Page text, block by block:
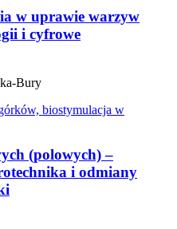
w uprawie warzyw
i cyfrowe
Bury
(polowych) –
i odmiany